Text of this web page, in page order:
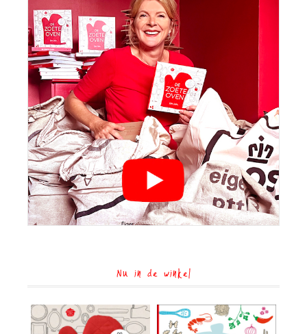
Nu in de winkel